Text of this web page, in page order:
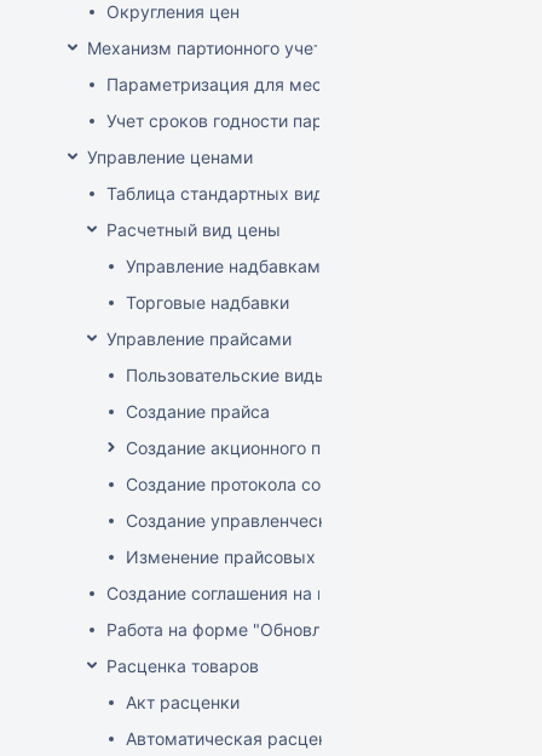
Округления цен
Механизм партионного учета
Параметризация для места хранения механизма
Учет сроков годности партий
Управление ценами
Таблица стандартных видов цен
Расчетный вид цены
Управление надбавками
Торговые надбавки
Управление прайсами
Пользовательские виды цен
Создание прайса
Создание акционного прайса
Создание протокола согласования цен
Создание управленческого прайса
Изменение прайсовых цен
Создание соглашения на поставку
Работа на форме "Обновление розничных цен"
Расценка товаров
Акт расценки
Автоматическая расценка при проведении